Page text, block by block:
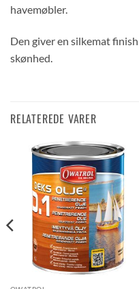
havemøbler.
Den giver en silkemat
skønhed.
RELATEREDE VARER